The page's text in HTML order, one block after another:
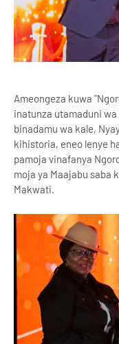
Ameongeza kuwa
inatunza utamaduni
binadamu wa kale,
kihistoria, eneo lenye
pamoja vinafanya
moja ya Maajabu saba
Makwati.